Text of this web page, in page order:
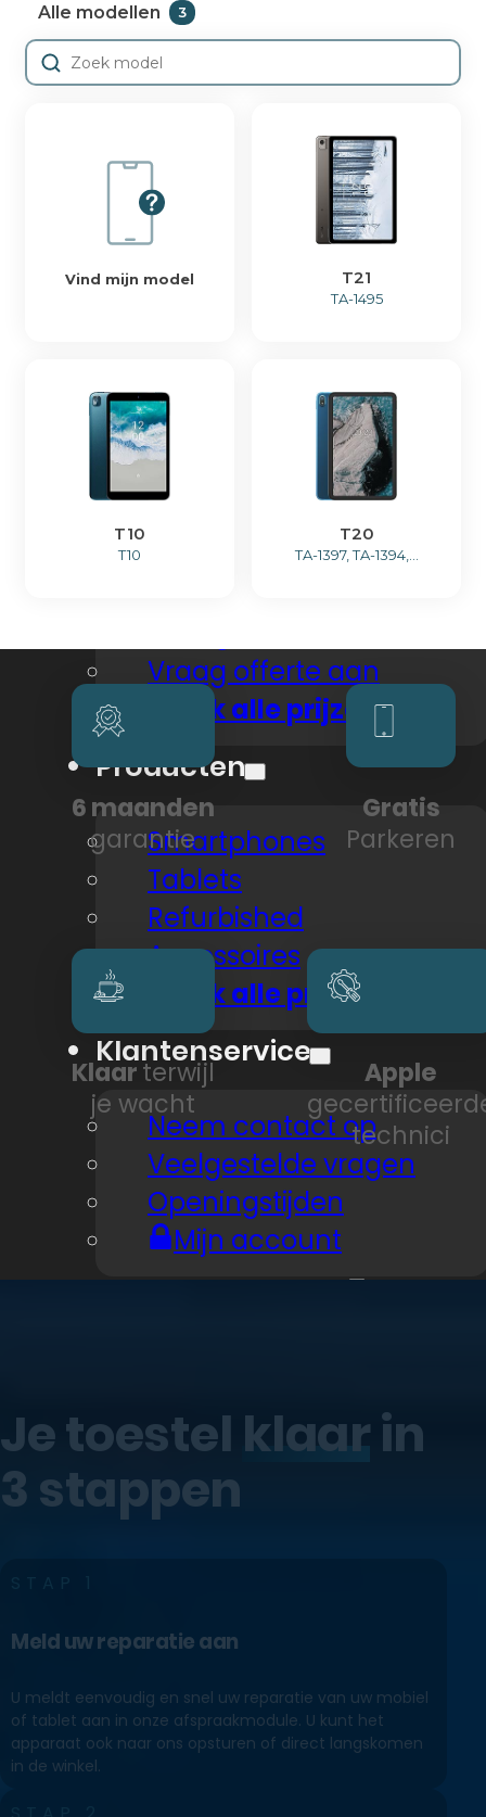
Plan reparatie
Plan reparatie
Geen producten in de
winkelwagen.
Reparaties
Smartphone
Vraag offerte aan
Bekijk alle prijzen
Producten
Smartphones
Tablets
Refurbished
Accessoires
Bekijk alle producten
Klantenservice
Neem contact op
Veelgestelde vragen
Openingstijden
Mijn account
Veelgestelde vragen
Openingstijden
Mijn account
Alle modellen 3
Vind mijn model T21
TA-1495
T10
T10
T20
TA-1397, TA-1394,...
6 maanden
garantie
Gratis
Parkeren
Klaarterwijl
je wacht
Apple
technici
Je toestel klaarin
3 stappen
Meld uw reparatie aan
U meldt eenvoudig en snel uw reparatie van uw mobiel
of tablet aan in onze afspraakmodule. U kunt het
apparaat ook naar ons opsturen of direct langskomen
in de winkel.